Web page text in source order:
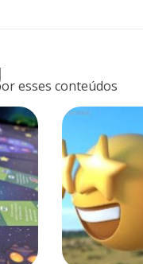
esses conteúdos